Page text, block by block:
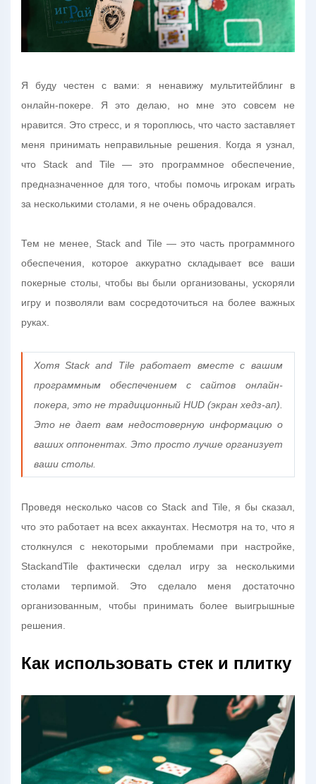
Я буду честен с вами: я ненавижу мультитейблинг в
онлайн-покере. Я это делаю, но мне это совсем не
нравится. Это стресс, и я тороплюсь, что часто заставляет
меня принимать неправильные решения. Когда я узнал,
что Stack and Tile — это программное обеспечение,
предназначенное для того, чтобы помочь игрокам играть
за несколькими столами, я не очень обрадовался.
Тем не менее, Stack and Tile — это часть программного
обеспечения, которое аккуратно складывает все ваши
покерные столы, чтобы вы были организованы, ускоряли
игру и позволяли вам сосредоточиться на более важных
руках.
Хотя Stack and Tile работает вместе с вашим
программным обеспечением с сайтов онлайн-
покера, это не традиционный HUD (экран хедз-ап).
Это не дает вам недостоверную информацию о
ваших оппонентах. Это просто лучше организует
ваши столы.
Проведя несколько часов со Stack and Tile, я бы сказал,
что это работает на всех аккаунтах. Несмотря на то, что я
столкнулся с некоторыми проблемами при настройке,
StackandTile фактически сделал игру за несколькими
столами терпимой. Это сделало меня достаточно
организованным, чтобы принимать более выигрышные
решения.
Как использовать стек и плитку